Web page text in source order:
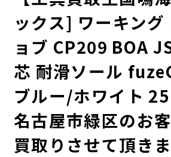
ックス] ワーキング
ョブ CP209 BOA
芯 耐滑ソール
ブルー/ホワイト
名古屋市緑区のお
買取りさせて頂き